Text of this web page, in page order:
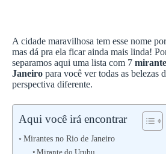
A cidade maravilhosa tem esse nome
mas dá pra ela ficar ainda mais linda!
separamos aqui uma lista com 7
Janeiro para você ver todas as belezas
perspectiva diferente.
Aqui você irá encontrar
Mirantes no Rio de Janeiro
Mirante do Urubu